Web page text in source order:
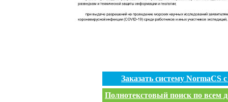
Заказать систему
Полнотекстовый поиск по всем